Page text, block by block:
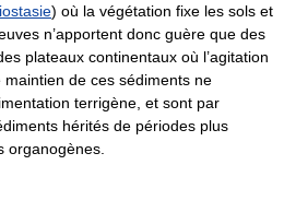
) où la végétation fixe les sols et
n’apportent donc guère que des
plateaux continentaux où l’agitation
de ces sédiments ne
terrigène, et sont par
hérités de périodes plus
organogènes.